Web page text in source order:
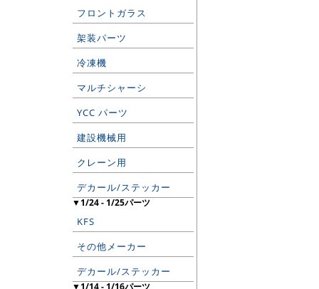
フロントガラス
架装パーツ
冷凍機
マルチシャーシ
YCC パーツ
建設機械用
クレーン用
デカール/ステッカー
▼1/24 - 1/25パーツ
KFS
その他メーカー
デカール/ステッカー
▼1/14 - 1/16パーツ